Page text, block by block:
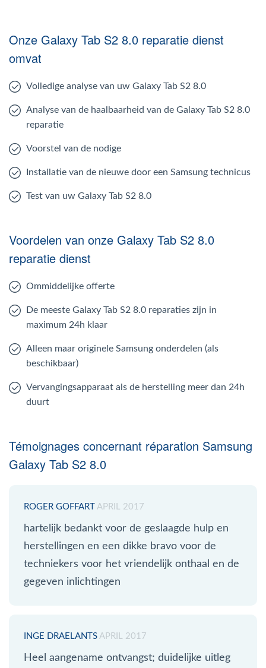
Onze Galaxy Tab S2 8.0 reparatie dienst
omvat
Volledige analyse van uw Galaxy Tab S2 8.0
Analyse van de haalbaarheid van de Galaxy Tab S2 8.0
reparatie
Voorstel van de nodige
Installatie van de nieuwe door een Samsung technicus
Test van uw Galaxy Tab S2 8.0
Voordelen van onze Galaxy Tab S2 8.0
reparatie dienst
Ommiddelijke offerte
De meeste Galaxy Tab S2 8.0 reparaties zijn in
maximum 24h klaar
Alleen maar originele Samsung onderdelen (als
beschikbaar)
Vervangingsapparaat als de herstelling meer dan 24h
duurt
Témoignages concernant réparation Samsung
Galaxy Tab S2 8.0
ROGER GOFFART APRIL 2017
hartelijk bedankt voor de geslaagde hulp en
herstellingen en een dikke bravo voor de
techniekers voor het vriendelijk onthaal en de
gegeven inlichtingen
INGE DRAELANTS APRIL 2017
Heel aangename ontvangst; duidelijke uitleg